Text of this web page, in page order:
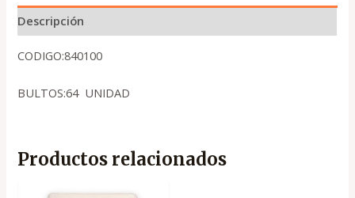
Descripción
CODIGO:840100
BULTOS:64 UNIDAD
Productos relacionados